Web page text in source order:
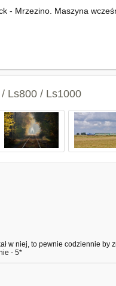
- Mrzezino. Maszyna
Ls800 / Ls1000
w niej, to pewnie codziennie by
- 5*